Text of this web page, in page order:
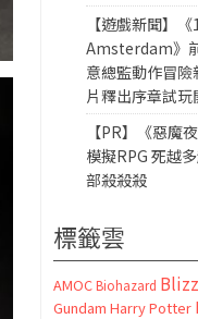
【遊戲新聞】
Amsterdam》
意總監動作冒
片釋出序章試玩
【PR】《惡魔
模擬RPG 死越
部殺殺殺
標籤雲
AMOC Biohazard
Gundam Harry Potter